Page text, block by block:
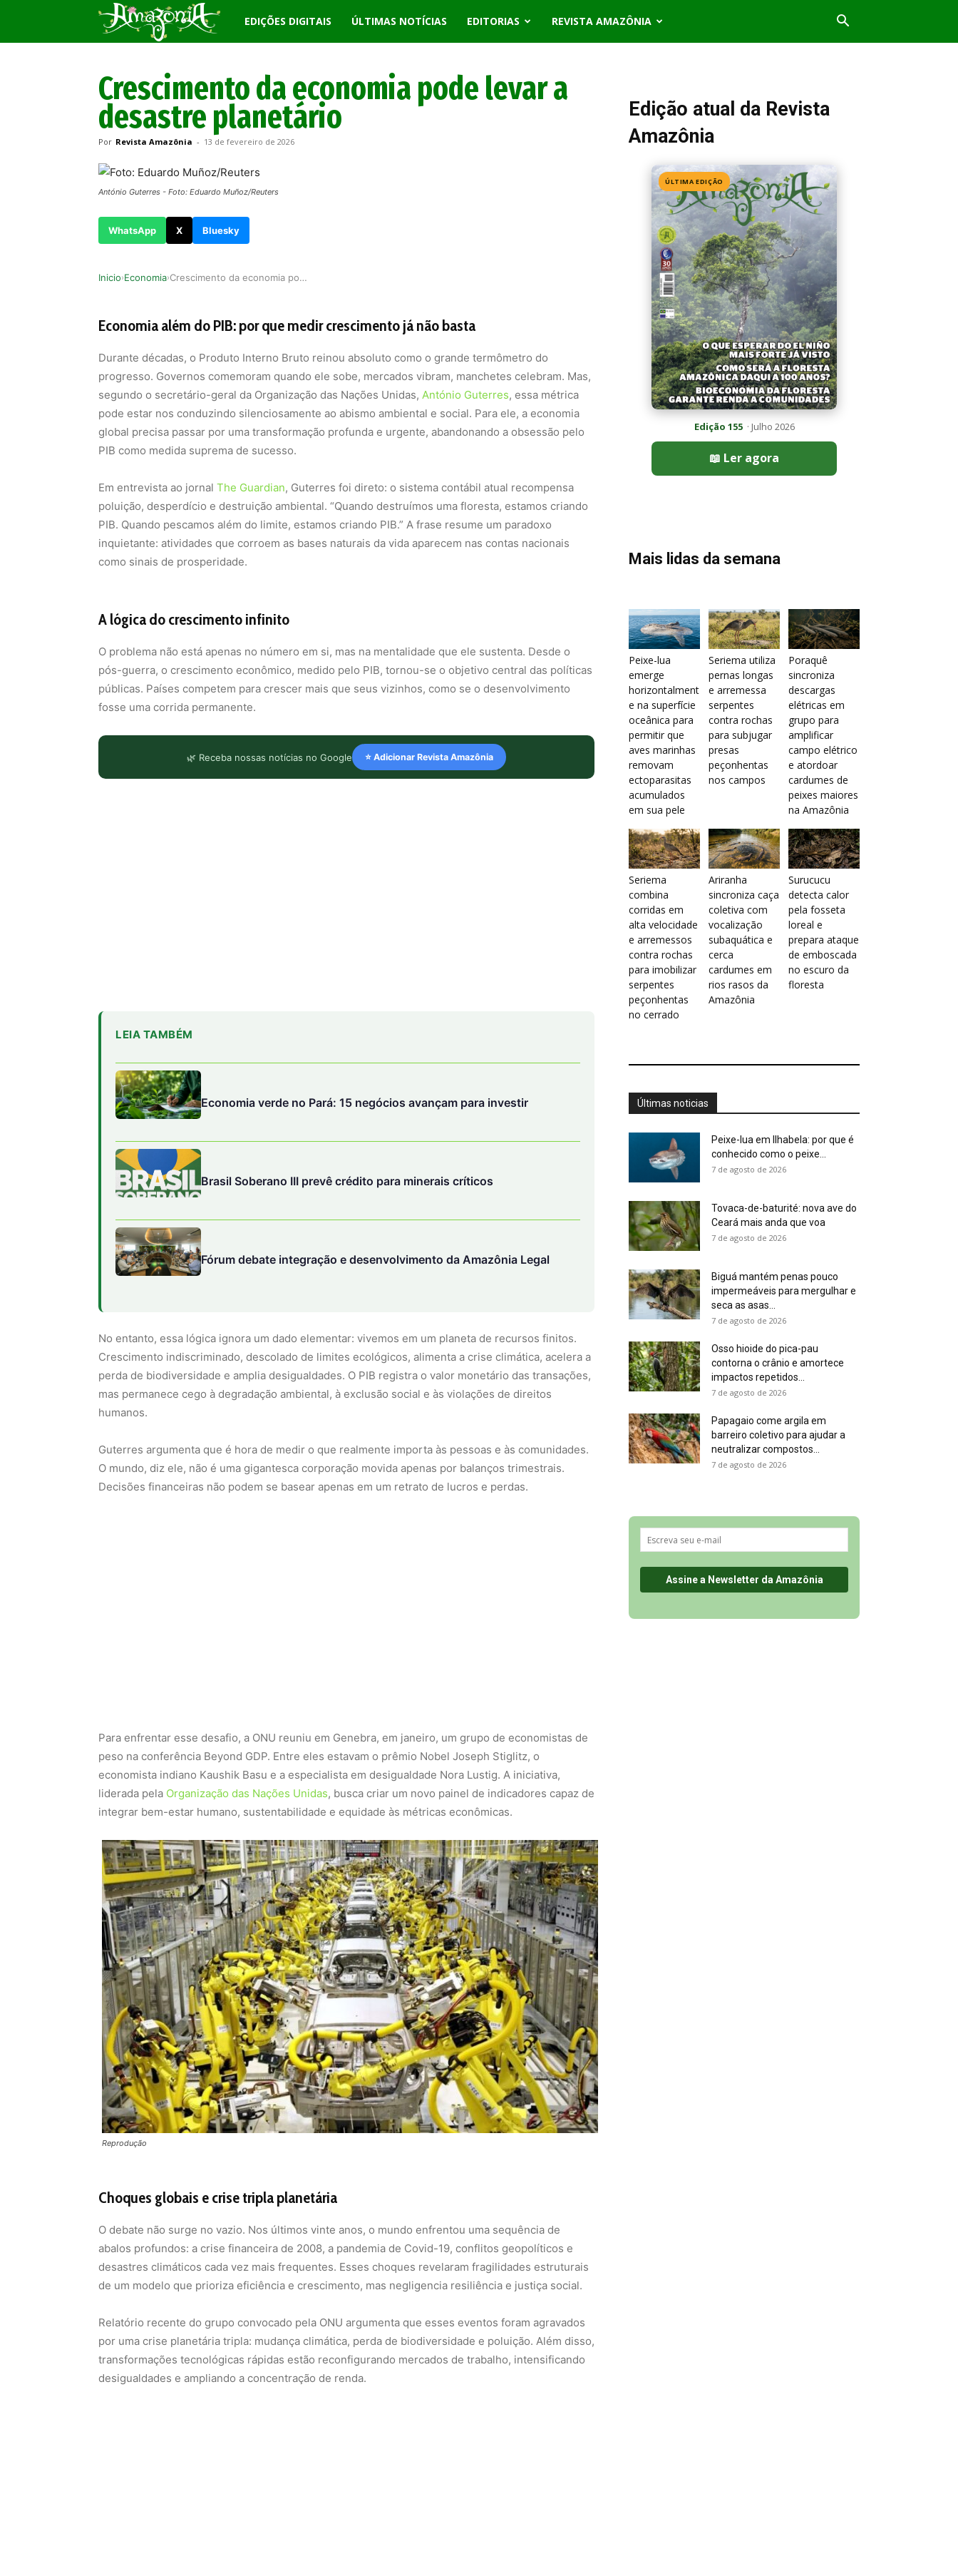
Revista
EDIÇÕES DIGITAIS ÚLTIMAS NOTÍCIAS EDITORIAS REVISTA AMAZÔNIA
Crescimento da economia pode levar a
desastre planetário
Por Revista Amazônia - 13 de fevereiro de 2026
António Guterres - Foto: Eduardo Muñoz/Reuters
WhatsApp X Bluesky
Inicio›Economia› Crescimento da economia pode levar a desastre p…
Economia além do PIB: por que medir crescimento já não basta
Durante décadas, o Produto Interno Bruto reinou absoluto como o grande termômetro do
progresso. Governos comemoram quando ele sobe, mercados vibram, manchetes celebram. Mas,
segundo o secretário-geral da Organização das Nações Unidas, António Guterres, essa métrica
pode estar nos conduzindo silenciosamente ao abismo ambiental e social. Para ele, a economia
global precisa passar por uma transformação profunda e urgente, abandonando a obsessão pelo
PIB como medida suprema de sucesso.
Em entrevista ao jornal The Guardian, Guterres foi direto: o sistema contábil atual recompensa
poluição, desperdício e destruição ambiental. “Quando destruímos uma floresta, estamos criando
PIB. Quando pescamos além do limite, estamos criando PIB.” A frase resume um paradoxo
inquietante: atividades que corroem as bases naturais da vida aparecem nas contas nacionais
como sinais de prosperidade.
A lógica do crescimento infinito
O problema não está apenas no número em si, mas na mentalidade que ele sustenta. Desde o
pós-guerra, o crescimento econômico, medido pelo PIB, tornou-se o objetivo central das políticas
públicas. Países competem para crescer mais que seus vizinhos, como se o desenvolvimento
fosse uma corrida permanente.
🌿 Receba nossas notícias no Google ⭐ Adicionar Revista Amazônia
Brasil Soberano III prevê crédito para minerais críticos
Fórum debate integração e desenvolvimento da Amazônia Legal
No entanto, essa lógica ignora um dado elementar: vivemos em um planeta de recursos finitos.
Crescimento indiscriminado, descolado de limites ecológicos, alimenta a crise climática, acelera a
perda de biodiversidade e amplia desigualdades. O PIB registra o valor monetário das transações,
mas permanece cego à degradação ambiental, à exclusão social e às violações de direitos
Guterres argumenta que é hora de medir o que realmente importa às pessoas e às comunidades.
O mundo, diz ele, não é uma gigantesca corporação movida apenas por balanços trimestrais.
Decisões financeiras não podem se basear apenas em um retrato de lucros e perdas.
Reprodução
Choques globais e crise tripla planetária
O debate não surge no vazio. Nos últimos vinte anos, o mundo enfrentou uma sequência de
abalos profundos: a crise financeira de 2008, a pandemia de Covid-19, conflitos geopolíticos e
desastres climáticos cada vez mais frequentes. Esses choques revelaram fragilidades estruturais
Relatório recente do grupo convocado pela ONU argumenta que esses eventos foram agravados
por uma crise planetária tripla: mudança climática, perda de biodiversidade e poluição. Além disso,
transformações tecnológicas rápidas estão reconfigurando mercados de trabalho, intensificando
desigualdades e ampliando a concentração de renda.
Edição atual da Revista
Amazônia
ÚLTIMA EDIÇÃO
Edição 155· Julho 2026
📖 Ler agora
Mais lidas da semana
Peixe-lua
emerge
horizontalment
e na superfície
oceânica para
permitir que
aves marinhas
removam
ectoparasitas
acumulados
em sua pele
Seriema utiliza
pernas longas
e arremessa
serpentes
contra rochas
para subjugar
presas
peçonhentas
nos campos
Poraquê
sincroniza
descargas
elétricas em
grupo para
amplificar
campo elétrico
e atordoar
cardumes de
peixes maiores
na Amazônia
Seriema
combina
corridas em
alta velocidade
e arremessos
contra rochas
para imobilizar
serpentes
peçonhentas
no cerrado
Ariranha
sincroniza caça
coletiva com
vocalização
subaquática e
cerca
cardumes em
rios rasos da
Amazônia
Surucucu
detecta calor
pela fosseta
loreal e
prepara ataque
de emboscada
no escuro da
floresta
Últimas noticias
Peixe-lua em Ilhabela: por que é
conhecido como o peixe...
7 de agosto de 2026
Tovaca-de-baturité: nova ave do
Ceará mais anda que voa
7 de agosto de 2026
Biguá mantém penas pouco
impermeáveis para mergulhar e
seca as asas...
7 de agosto de 2026
Osso hioide do pica-pau
contorna o crânio e amortece
impactos repetidos...
7 de agosto de 2026
Papagaio come argila em
barreiro coletivo para ajudar a
neutralizar compostos...
7 de agosto de 2026